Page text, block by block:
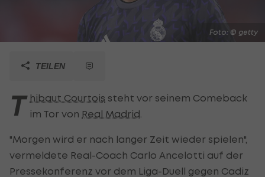
Foto: © getty
TEILEN
T hibaut Courtois steht vor seinem Comeback
im Tor von Real Madrid
"Morgen wird er nach langer Zeit wieder spielen",
vermeldete Real-Coach Carlo Ancelotti auf der
Pressekonferenz vor dem Liga-Duell gegen Cadiz